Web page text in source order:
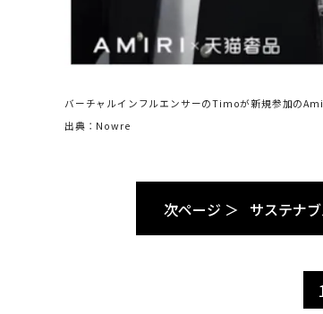
バーチャルインフルエンサーのTimoが新規参加の
出典：Nowre
次ページ ＞ サステナ